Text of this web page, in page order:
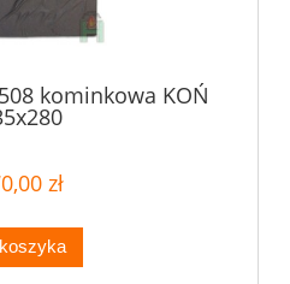
kominkowa KOŃ
zł